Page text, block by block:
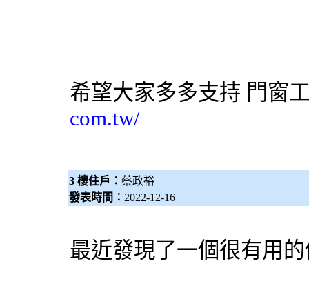
希望大家多多支持 門窗
com.tw/
3 樓住戶： 蔡政裕
發表時間： 2022-12-16
最近發現了一個很有用